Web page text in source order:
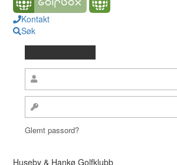
Kontakt
Søk
Glemt passord?
Huseby & Hankø Golfklubb